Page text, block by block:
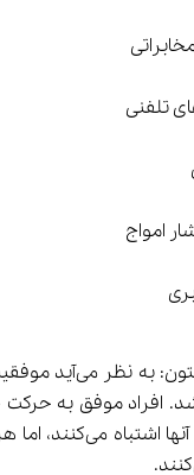
امواج
کنراد هیلتون: به
افراد موفق به حرکت
می‌دهند. آنها اشتباه